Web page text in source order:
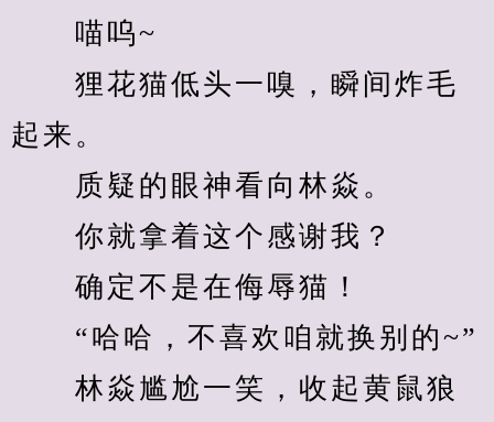
喵呜~
狸花猫低头一嗅，瞬间炸毛
起来。
质疑的眼神看向林焱。
你就拿着这个感谢我？
确定不是在侮辱猫！
“哈哈，不喜欢咱就换别的~”
林焱尴尬一笑，收起黄鼠狼